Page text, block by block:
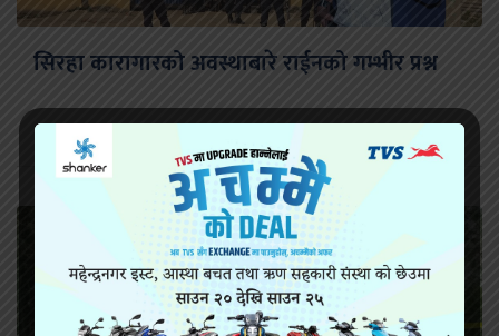
सिरहा कारागारको अवस्थाबारे राईनको गम्भीर प्रश्न